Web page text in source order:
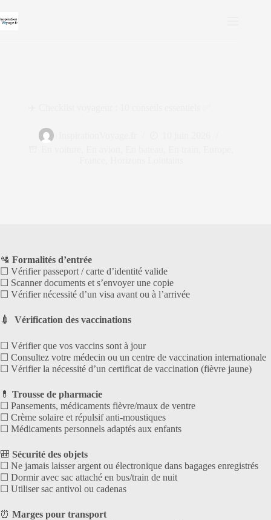
🛂 Formalités d’entrée
☐ Vérifier passeport / carte d’identité valide
☐ Scanner documents et s’envoyer une copie
☐ Vérifier nécessité d’un visa avant ou à l’arrivée
💉 Vérification des vaccinations
☐ Vérifier que vos vaccins sont à jour
☐ Consultez votre médecin ou un centre de vaccination internationale
☐ Vérifier la nécessité d’un certificat de vaccination (fièvre jaune)
💊 Trousse de pharmacie
☐ Pansements, médicaments fièvre/maux de ventre
☐ Crème solaire et répulsif anti-moustiques
☐ Médicaments personnels adaptés aux enfants
🎒 Sécurité des objets
☐ Ne jamais laisser argent ou électronique dans bagages enregistrés
☐ Dormir avec sac attaché en bus/train de nuit
☐ Utiliser sac antivol ou cadenas
⏰ Marges pour transport